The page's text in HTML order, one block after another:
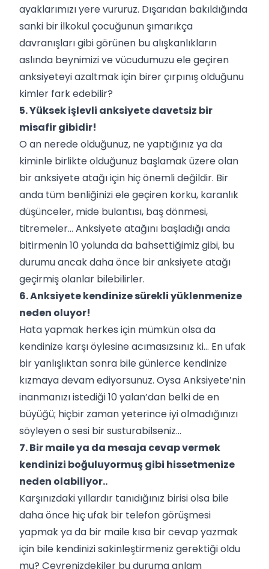
ayaklarımızı yere vururuz. Dışarıdan bakıldığında
sanki bir ilkokul çocuğunun şımarıkça
davranışları gibi görünen bu alışkanlıkların
aslında beynimizi ve vücudumuzu ele geçiren
anksiyeteyi azaltmak için birer çırpınış olduğunu
kimler fark edebilir?
5. Yüksek işlevli anksiyete davetsiz bir
misafir gibidir!
O an nerede olduğunuz, ne yaptığınız ya da
kiminle birlikte olduğunuz başlamak üzere olan
bir anksiyete atağı için hiç önemli değildir. Bir
anda tüm benliğinizi ele geçiren korku, karanlık
düşünceler, mide bulantısı, baş dönmesi,
titremeler… Anksiyete atağını başladığı anda
bitirmenin 10 yolundada bahsettiğimiz gibi, bu
durumu ancak daha önce bir anksiyete atağı
geçirmiş olanlar bilebilirler.
6. Anksiyete kendinize sürekli yüklenmenize
neden oluyor!
Hata yapmak herkes için mümkün olsa da
kendinize karşı öylesine acımasızsınız ki… En ufak
bir yanlışlıktan sonra bile günlerce kendinize
kızmaya devam ediyorsunuz. OysaAnksiyete’nin
inanmanızı istediği 10 yalan’dan belki de en
büyüğü; hiçbir zaman yeterince iyi olmadığınızı
söyleyen o sesi bir susturabilseniz…
7. Bir maile ya da mesaja cevap vermek
kendinizi boğuluyormuş gibi hissetmenize
neden olabiliyor..
Karşınızdaki yıllardır tanıdığınız birisi olsa bile
daha önce hiç ufak bir telefon görüşmesi
yapmak ya da bir maile kısa bir cevap yazmak
için bile kendinizi sakinleştirmeniz gerektiği oldu
mu? Çevrenizdekiler bu duruma anlam